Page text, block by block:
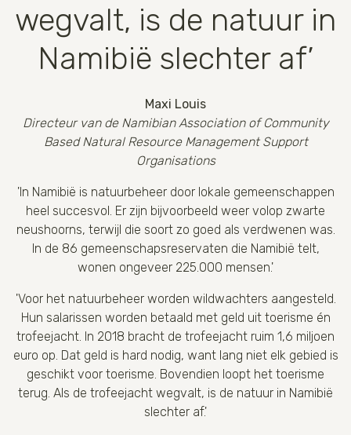
wegvalt, is de natuur in
Namibië slechter af’
Maxi Louis
Directeur van de Namibian Association of Community
Based Natural Resource Management Support
Organisations
'In Namibië is natuurbeheer door lokale gemeenschappen
heel succesvol. Er zijn bijvoorbeeld weer volop zwarte
neushoorns, terwijl die soort zo goed als verdwenen was.
In de 86 gemeenschapsreservaten die Namibië telt,
wonen ongeveer 225.000 mensen.'
'Voor het natuurbeheer worden wildwachters aangesteld.
Hun salarissen worden betaald met geld uit toerisme én
trofeejacht. In 2018 bracht de trofeejacht ruim 1,6 miljoen
euro op. Dat geld is hard nodig, want lang niet elk gebied is
geschikt voor toerisme. Bovendien loopt het toerisme
terug. Als de trofeejacht wegvalt, is de natuur in Namibië
slechter af.'